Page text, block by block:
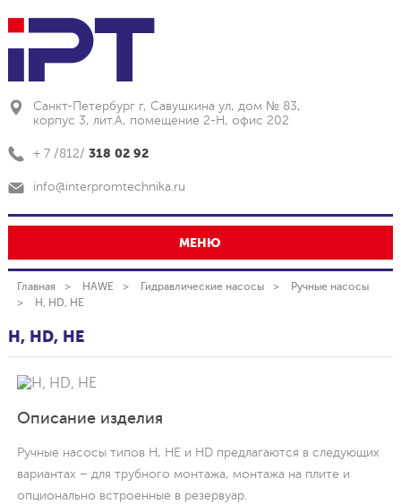
Санкт-Петербург г, Савушкина ул, дом № 83,
корпус 3, лит.А, помещение 2-Н, офис 202
+ 7 /812/ 318 02 92
info@interpromtechnika.ru
МЕНЮ
Главная HAWE Гидравлические насосы
Ручные насосы
H, HD, HE
H, HD, HE
Описание изделия
Ручные насосы типов H, HE и HD предлагаются в следующих
вариантах – для трубного монтажа, монтажа на плите и
опционально встроенные в резервуар.